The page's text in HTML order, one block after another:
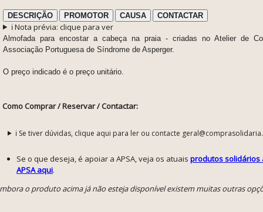
DESCRIÇÃO PROMOTOR CAUSA CONTACTAR
ℹ️ Nota prévia: clique para ver
Almofada para encostar a cabeça na praia - criadas no Atelier de
Associação Portuguesa de Síndrome de Asperger.
O preço indicado é o preço unitário.
Como Comprar / Reservar / Contactar:
ℹ️ Se tiver dúvidas, clique aqui para ler ou contacte
Se o que deseja, é apoiar a APSA, veja os atuais produtos solidários
APSA aqui.
o produto acima já não esteja disponível existem muitas outras